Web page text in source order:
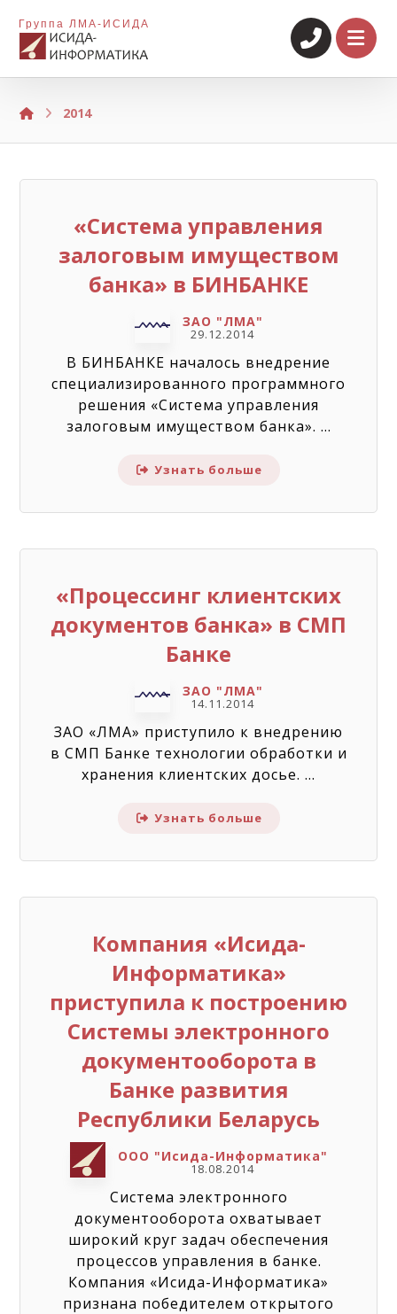
Группа ЛМА-ИСИДА
2014
«Система управления
залоговым имуществом
банка» в БИНБАНКЕ
ЗАО "ЛМА"
29.12.2014
В БИНБАНКЕ началось внедрение
специализированного программного
решения «Система управления
залоговым имуществом банка». ...
Узнать больше
«Процессинг клиентских
документов банка» в СМП
Банке
ЗАО "ЛМА"
14.11.2014
ЗАО «ЛМА» приступило к внедрению
в СМП Банке технологии обработки и
хранения клиентских досье. ...
Узнать больше
Компания «Исида-
Информатика»
приступила к построению
Системы электронного
документооборота в
Банке развития
Республики Беларусь
ООО "Исида-Информатика"
18.08.2014
Система электронного
документооборота охватывает
широкий круг задач обеспечения
процессов управления в банке.
Компания «Исида-Информатика»
признана победителем открытого